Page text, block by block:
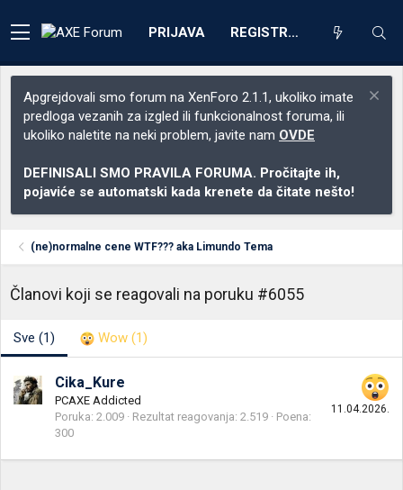
PRIJAVA REGISTRACIJA
Apgrejdovali smo forum na XenForo 2.1.1, ukoliko imate
predloga vezanih za izgled ili funkcionalnost foruma, ili
ukoliko naletite na neki problem, javite nam OVDE
DEFINISALI SMO PRAVILA FORUMA. Pročitajte ih,
pojaviće se automatski kada krenete da čitate nešto!
(ne)normalne cene WTF??? aka Limundo Tema
Članovi koji se reagovali na poruku #6055
Sve (1) Wow (1)
11.04.2026.
Cika_Kure
PCAXE Addicted
Poruka 2.009 Rezultat reagovanja 2.519
Poena
300